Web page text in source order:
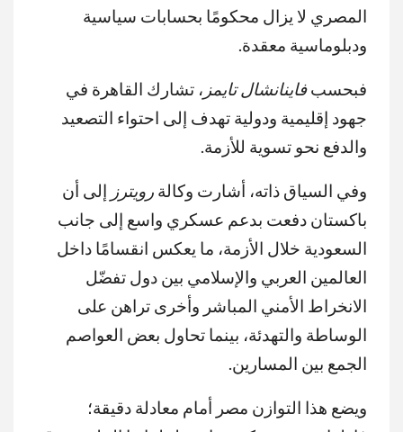
المصري لا يزال محكومًا بحسابات سياسية
ودبلوماسية معقدة.
فبحسبفاينانشال تايمز ، تشارك القاهرة في
جهود إقليمية ودولية تهدف إلى احتواء التصعيد
والدفع نحو تسوية للأزمة.
وفي السياق ذاته، أشارت وكالة رويترز إلى أن
باكستان دفعت بدعم عسكري واسع إلى جانب
السعودية خلال الأزمة، ما يعكس انقسامًا داخل
العالمين العربي والإسلامي بين دول تفضّل
الانخراط الأمني المباشر وأخرى تراهن على
الوساطة والتهدئة، بينما تحاول بعض العواصم
الجمع بين المسارين.
ويضع هذا التوازن مصر أمام معادلة دقيقة؛